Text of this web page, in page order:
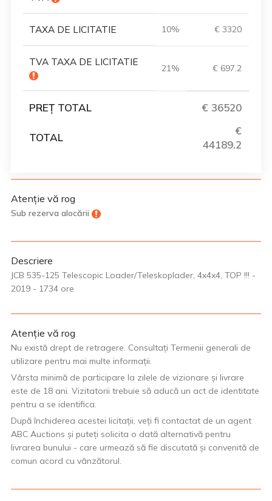
TAXA DE LICITATIE 10% € 3320
TVA TAXA DE LICITATIE
21% € 697.2
PREȚ TOTAL € 36520
TOTAL
€
44189.2
Atenție vă rog
Sub rezerva alocării
Descriere
JCB 535-125 Telescopic Loader/Teleskoplader, 4x4x4, TOP !!! -
2019 - 1734 ore
Atenție vă rog
Nu există drept de retragere. Consultați Termenii generali de
utilizare pentru mai multe informații.
Vârsta minimă de participare la zilele de vizionare și livrare
este de 18 ani. Vizitatorii trebuie să aducă un act de identitate
pentru a se identifica.
După închiderea acestei licitații, veți fi contactat de un agent
ABC Auctions și puteți solicita o dată alternativă pentru
livrarea bunului - care urmează să fie discutată și convenită de
comun acord cu vânzătorul.